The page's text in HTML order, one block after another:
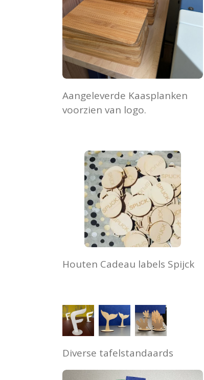
Aangeleverde Kaasplanken
voorzien van logo.
Houten Cadeau labels Spijck
Diverse tafelstandaards